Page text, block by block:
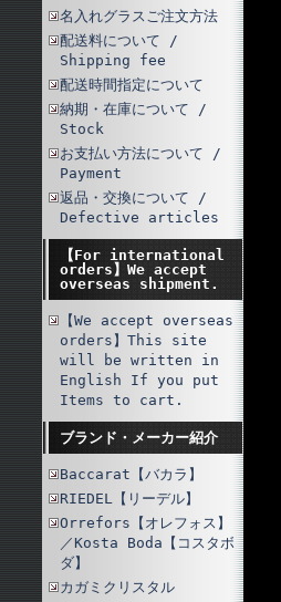
名入れグラスご注文方法
配送料について /
Shipping fee
配送時間指定について
納期・在庫について /
Stock
お支払い方法について /
Payment
返品・交換について /
Defective articles
【For international
orders】We accept
overseas shipment.
【We accept overseas
orders】This site
will be written in
English If you put
Items to cart.
ブランド・メーカー紹介
Baccarat【バカラ】
RIEDEL【リーデル】
Orrefors【オレフォス】
／Kosta Boda【コスタボ
ダ】
カガミクリスタル